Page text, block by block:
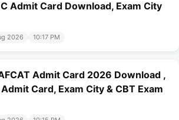
Admit Card Download, Exam City
2026 10:17 PM
Admit Card 2026 Download ,
Card, Exam City & CBT Exam